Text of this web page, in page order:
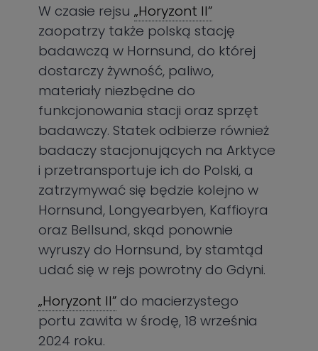
W czasie rejsu„Horyzont II”
zaopatrzy także polską stację
badawczą w Hornsund, do której
dostarczy żywność, paliwo,
materiały niezbędne do
funkcjonowania stacji oraz sprzęt
badawczy. Statek odbierze również
badaczy stacjonujących na Arktyce
i przetransportuje ich do Polski, a
zatrzymywać się będzie kolejno w
Hornsund, Longyearbyen, Kaffioyra
oraz Bellsund, skąd ponownie
wyruszy do Hornsund, by stamtąd
udać się w rejs powrotny do Gdyni.
„Horyzont II” do macierzystego
portu zawita w środę, 18 września
2024 roku.